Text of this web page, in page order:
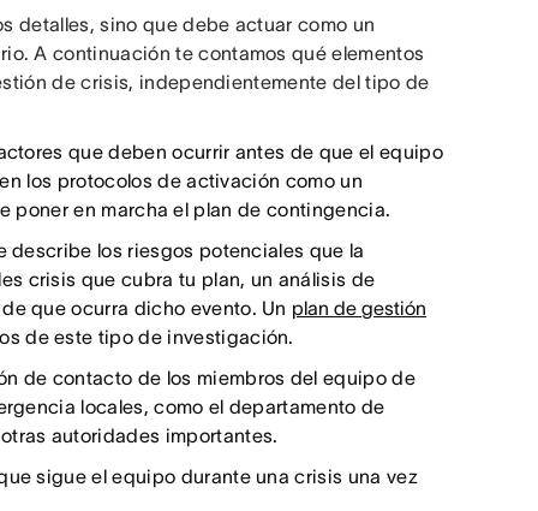
detalles, sino que debe actuar como un
A continuación te contamos qué elementos
de crisis, independientemente del tipo de
que deben ocurrir antes de que el equipo
los protocolos de activación como un
poner en marcha el plan de contingencia.
los riesgos potenciales que la
crisis que cubra tu plan, un análisis de
que ocurra dicho evento. Un plan de gestión
de este tipo de investigación.
de contacto de los miembros del equipo de
locales, como el departamento de
autoridades importantes.
sigue el equipo durante una crisis una vez